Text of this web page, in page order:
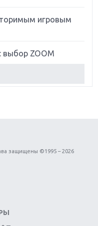
игровым
выбор ZOOM
эволюции
Spider-Man и
защищены ©1995 – 2026